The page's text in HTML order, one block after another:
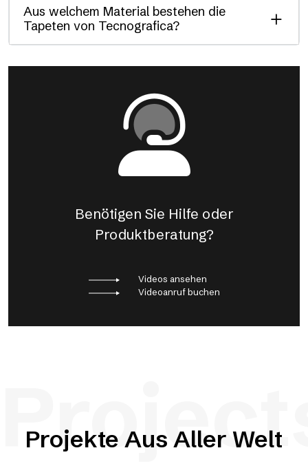
Aus welchem Material bestehen die
Tapeten von Tecnografica?
Benötigen Sie Hilfe oder
Produktberatung?
Videos ansehen
Videoanruf buchen
Projekte Aus Aller Welt